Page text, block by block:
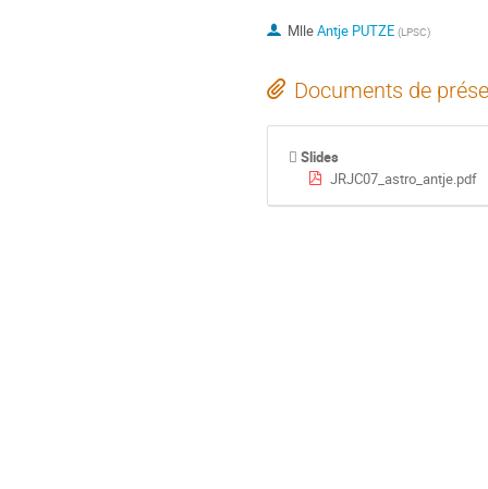
MlleAntje PUTZE (LPSC)
Documents de
Slides
JRJC07_astro_antje.pdf